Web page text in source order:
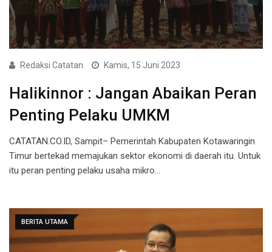
Redaksi Catatan Kamis, 15 Juni 2023
Halikinnor : Jangan Abaikan Peran
Penting Pelaku UMKM
CATATAN.CO.ID, Sampit– Pemerintah Kabupaten Kotawaringin
Timur bertekad memajukan sektor ekonomi di daerah itu. Untuk
itu peran penting pelaku usaha mikro…
BERITA UTAMA